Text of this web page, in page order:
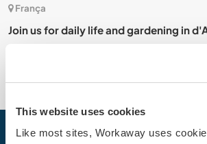
This website uses cookies
Like most sites, Workaway uses
França
Join us for daily life and gardening in